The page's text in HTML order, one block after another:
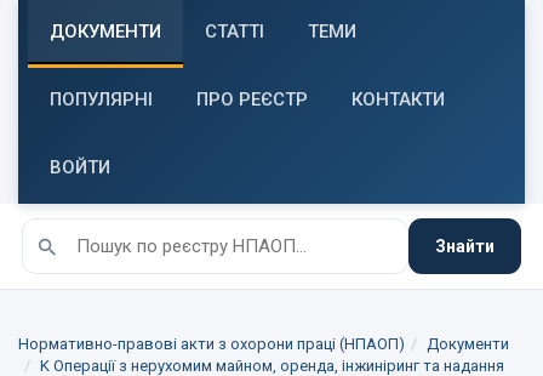
ДОКУМЕНТИ СТАТТІ ТЕМИ
ПОПУЛЯРНІ ПРО РЕЄСТР КОНТАКТИ
ВОЙТИ
Знайти
Нормативно-правові акти з охорони праці (НПАОП)
Документи
K Операції з нерухомим майном, оренда, інжиніринг та надання